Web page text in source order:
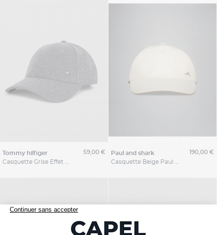
tommy hilfiger
59,00 €
paul and shark
190,00 €